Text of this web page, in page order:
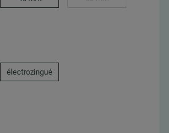
électrozingué